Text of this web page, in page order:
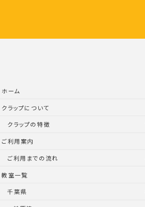
ホーム
クラップについて
クラップの特徴
ご利用案内
ご利用までの流れ
教室一覧
千葉県